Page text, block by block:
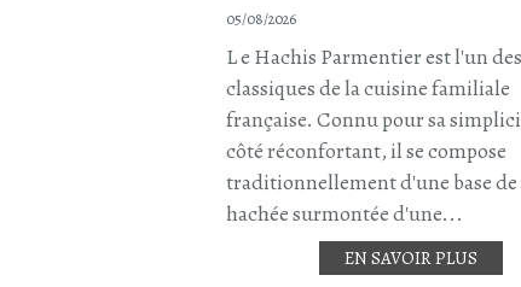
05/08/2026
L e Hachis Parmentier est l'un
classiques de la cuisine familiale
française. Connu pour sa
côté réconfortant, il se compose
traditionnellement d'une base de
hachée surmontée d'une...
EN SAVOIR PLUS